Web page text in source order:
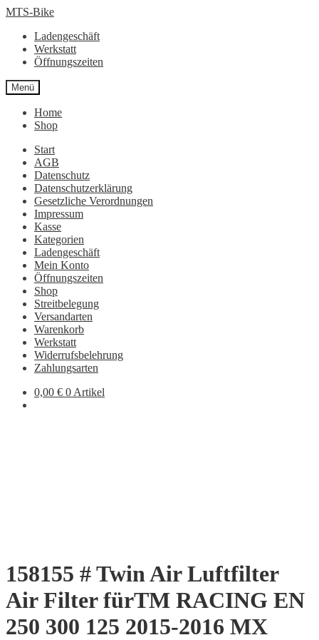
Zur
springen
Zum
springen
MTS-Bike
Ladengeschäft
Werkstatt
Öffnungszeiten
Menü
Home
Shop
Start
AGB
Datenschutz
Datenschutzerklärung
Gesetzliche Verordnungen
Impressum
Kasse
Kategorien
Ladengeschäft
Mein Konto
Öffnungszeiten
Shop
Streitbelegung
Versandarten
Warenkorb
Werkstatt
Widerrufsbelehrung
Zahlungsarten
0,00 € 0 Artikel
158155 # Twin Air Luftfilter
Air Filter fürTM RACING EN
250 300 125 2015-2016 MX